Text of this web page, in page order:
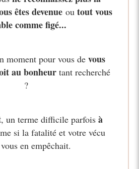
êtes devenueou tout vous
comme figé...
moment pour vous de vous
au bonheur tant recherché
?
, un terme difficile parfois à
si la fatalité et votre vécu
en empêchait.